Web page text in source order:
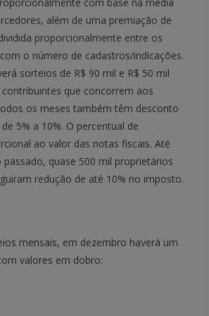
além de uma premiação de
proporcionalmente entre os
o número de cadastros/indicações.
sorteios de R$ 90 mil e R$ 50 mil
que concorrem aos
os meses também têm desconto
5% a 10%. O percentual de
ao valor das notas fiscais. Até
quase 500 mil proprietários
redução de até 10% no imposto.
mensais, em dezembro haverá um
valores em dobro: